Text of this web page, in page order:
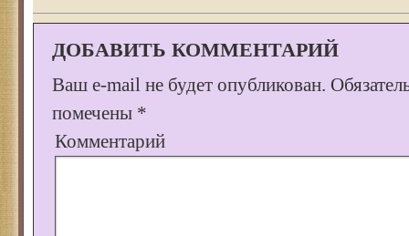
ДОБАВИТЬ КОММЕНТАРИЙ
Ваш e-mail не будет опубликован.
помечены *
Комментарий